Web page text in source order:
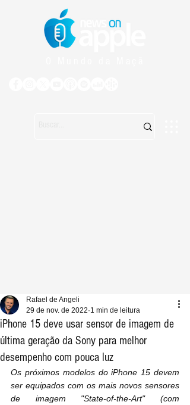
iPhone 15 deve usar sensor de imagem de
última geração da Sony para melhor
desempenho com pouca luz
Rafael de Angeli
29 de nov. de 2022 1 min de leitura
Os próximos modelos do iPhone 15 devem
ser equipados com os mais novos sensores
de imagem "State-of-the-Art" (com